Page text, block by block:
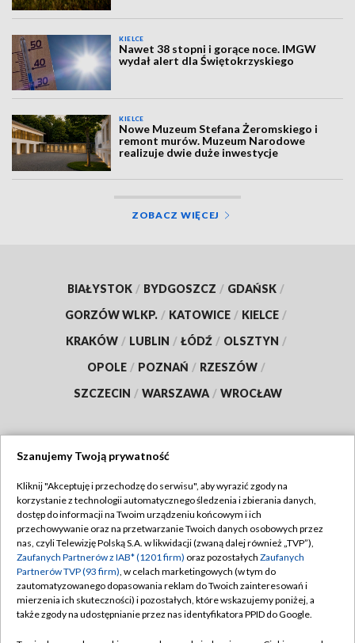
KIELCE
Nawet 38 stopni i gorące noce. IMGW
wydał alert dla Świętokrzyskiego
KIELCE
Nowe Muzeum Stefana Żeromskiego i
remont murów. Muzeum Narodowe
realizuje dwie duże inwestycje
ZOBACZ WIĘCEJ
BIAŁYSTOK / BYDGOSZCZ / GDAŃSK /
GORZÓW WLKP. / KATOWICE / KIELCE /
KRAKÓW / LUBLIN / ŁÓDŹ / OLSZTYN /
OPOLE / POZNAŃ / RZESZÓW /
SZCZECIN / WARSZAWA / WROCŁAW
TVP
Abonament TVP
Emisja w TVP
Centrum informacji TVP
Naziemna Telewizja Cyfrowa
Regulamin TVP
Polityka prywatności
Moje zgody
Pomoc
Szanujemy Twoją prywatność
Kliknij "Akceptuję i przechodzę do serwisu", aby wyrazić zgody na
korzystanie z technologii automatycznego śledzenia i zbierania danych,
dostęp do informacji na Twoim urządzeniu końcowym i ich
przechowywanie oraz na przetwarzanie Twoich danych osobowych przez
nas, czyli Telewizję Polską S.A. w likwidacji (zwaną dalej również „TVP”),
Zaufanych Partnerów z IAB* (1201 firm) oraz pozostałych Zaufanych
Partnerów TVP (93 firm), w celach marketingowych (w tym do
zautomatyzowanego dopasowania reklam do Twoich zainteresowań i
mierzenia ich skuteczności) i pozostałych, które wskazujemy poniżej, a
także zgody na udostępnianie przez nas identyfikatora PPID do Google.